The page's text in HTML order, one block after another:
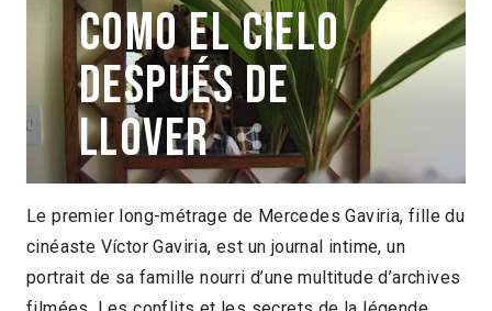
Como el cielo
después de
llover
Mercedes Gaviria Jaramillo Colombie
2020
2023 > Focus : Cinéma colombien
Le premier long-métrage de Mercedes Gaviria, fille du
cinéaste Víctor Gaviria, est un journal intime, un
portrait de sa famille nourri d’une multitude d’archives